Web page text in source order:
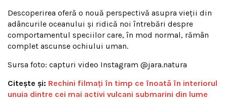
Descoperirea oferă o nouă perspectivă asupra vieții din
adâncurile oceanului și ridică noi întrebări despre
comportamentul speciilor care, în mod normal, rămân
complet ascunse ochiului uman.
Sursa foto: capturi video Instagram @jara.natura
Citește și: Rechini filmați în timp ce înoată în interiorul
unuia dintre cei mai activi vulcani submarini din lume